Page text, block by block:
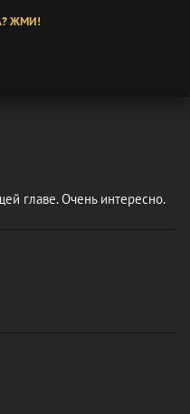
ЖМИ!
главе. Очень интересно.